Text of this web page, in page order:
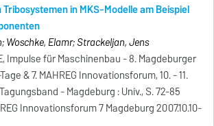
in MKS-Modelle am Beispiel
Woschke, Elamr; Strackeljan, Jens
Impulse für Maschinenbau - 8. Magdeburger
& 7. MAHREG Innovationsforum, 10. - 11.
- Magdeburg : Univ., S. 72-85
Innovationsforum 7 Magdeburg 2007.10.10-